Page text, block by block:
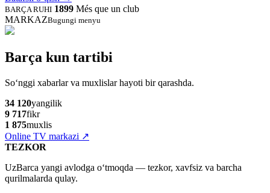
BARÇA RUHI 1899 Més que un club
MARKAZBugungi menyu
Barça kun tartibi
So‘nggi xabarlar va muxlislar hayoti bir qarashda.
34 120yangilik
9 717fikr
1 875muxlis
Online TV markazi ↗
TEZKOR
UzBarca yangi avlodga o‘tmoqda — tezkor, xavfsiz va barcha
qurilmalarda qulay.